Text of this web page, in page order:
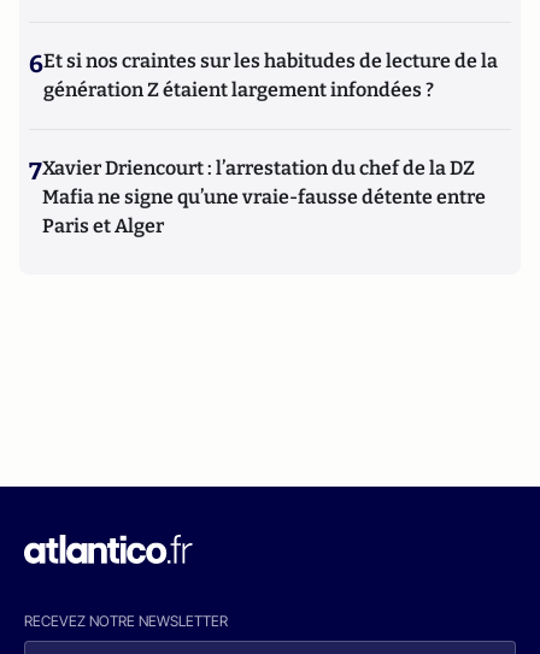
6Et si nos craintes sur les habitudes de lecture de la
génération Z étaient largement infondées ?
7Xavier Driencourt : l’arrestation du chef de la DZ
Mafia ne signe qu’une vraie-fausse détente entre
Paris et Alger
RECEVEZ NOTRE NEWSLETTER